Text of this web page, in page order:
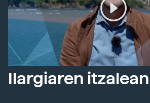
Ilargiaren itzalean